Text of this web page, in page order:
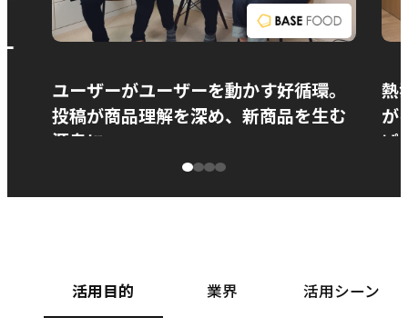
ユーザーがユーザーを動かす好循環。
投稿が商品理解を深め、新商品を生む
源泉に
熱
が
ぱ
活用目的 業界 活用シーン